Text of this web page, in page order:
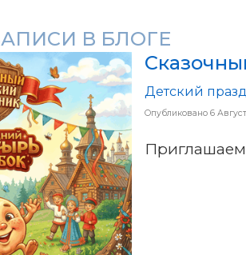
В БЛОГЕ
Опубликовано 6
Детский
Приглашаем